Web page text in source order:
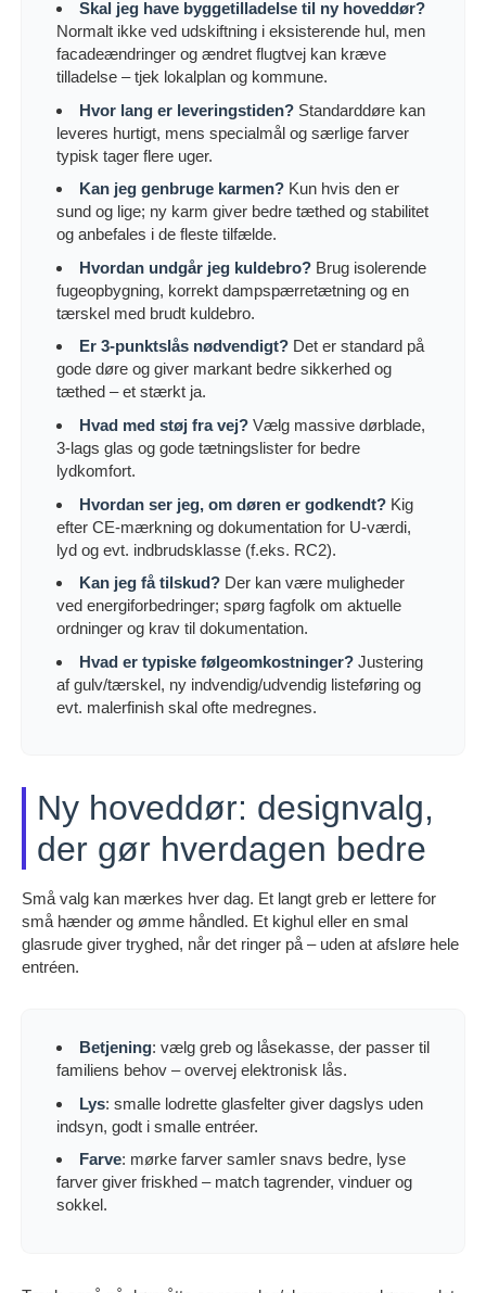
Skal jeg have byggetilladelse til ny hoveddør?
Normalt ikke ved udskiftning i eksisterende hul, men
facadeændringer og ændret flugtvej kan kræve
tilladelse – tjek lokalplan og kommune.
Hvor lang er leveringstiden? Standarddøre kan
leveres hurtigt, mens specialmål og særlige farver
typisk tager flere uger.
Kan jeg genbruge karmen? Kun hvis den er
sund og lige; ny karm giver bedre tæthed og stabilitet
og anbefales i de fleste tilfælde.
Hvordan undgår jeg kuldebro? Brug isolerende
fugeopbygning, korrekt dampspærretætning og en
tærskel med brudt kuldebro.
Er 3-punktslås nødvendigt? Det er standard på
gode døre og giver markant bedre sikkerhed og
tæthed – et stærkt ja.
Hvad med støj fra vej? Vælg massive dørblade,
3-lags glas og gode tætningslister for bedre
lydkomfort.
Hvordan ser jeg, om døren er godkendt? Kig
efter CE-mærkning og dokumentation for U-værdi,
lyd og evt. indbrudsklasse (f.eks. RC2).
Kan jeg få tilskud? Der kan være muligheder
ved energiforbedringer; spørg fagfolk om aktuelle
ordninger og krav til dokumentation.
Hvad er typiske følgeomkostninger? Justering
af gulv/tærskel, ny indvendig/udvendig listeføring og
evt. malerfinish skal ofte medregnes.
Ny hoveddør: designvalg,
der gør hverdagen bedre
Små valg kan mærkes hver dag. Et langt greb er lettere for
små hænder og ømme håndled. Et kighul eller en smal
glasrude giver tryghed, når det ringer på – uden at afsløre hele
entréen.
Betjening: vælg greb og låsekasse, der passer til
familiens behov – overvej elektronisk lås.
Lys: smalle lodrette glasfelter giver dagslys uden
indsyn, godt i smalle entréer.
Farve: mørke farver samler snavs bedre, lyse
farver giver friskhed – match tagrender, vinduer og
sokkel.